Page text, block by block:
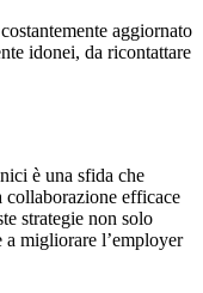
aggiornato
idonei, da ricontattare
è una sfida che
collaborazione efficace
strategie non solo
a migliorare l’employer